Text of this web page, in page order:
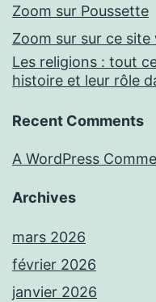
Zoom sur Poussette
Zoom sur sur ce site
Les religions : tout
histoire et leur rôle
Recent Comments
A WordPress
Archives
mars 2026
février 2026
janvier 2026